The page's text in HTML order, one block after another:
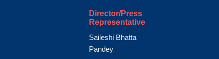
Director/Press
Representative
Saileshi Bhatta
Pandey